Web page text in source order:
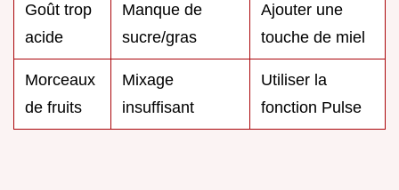
Goût trop
acide
Manque de
sucre/gras
Ajouter une
touche de miel
Morceaux
de fruits
Mixage
insuffisant
Utiliser la
fonction Pulse